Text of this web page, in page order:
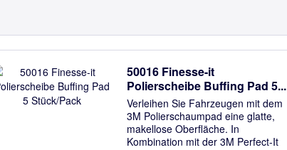
50016 Finesse-it
Polierscheibe Buffing Pad 5...
Verleihen Sie Fahrzeugen mit dem
3M Polierschaumpad eine glatte,
makellose Oberfläche. In
Kombination mit der 3M Perfect-It